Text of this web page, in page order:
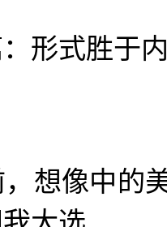
式胜于内
像中的美